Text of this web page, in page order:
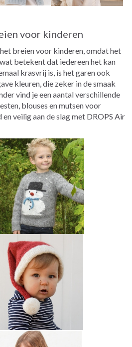
voor kinderen
breien voor kinderen, omdat het
betekent dat iedereen het kan
krasvrij is, is het garen ook
kleuren, die zeker in de smaak
vind je een aantal verschillende
blouses en mutsen voor
veilig aan de slag met DROPS Air